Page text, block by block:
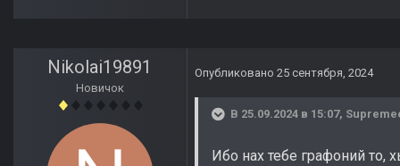
Nikolai19891
Новичок
Опубликовано 25 сентября, 2024
В 25.09.2024 в 15:07,
Ибо нах тебе графоний то,